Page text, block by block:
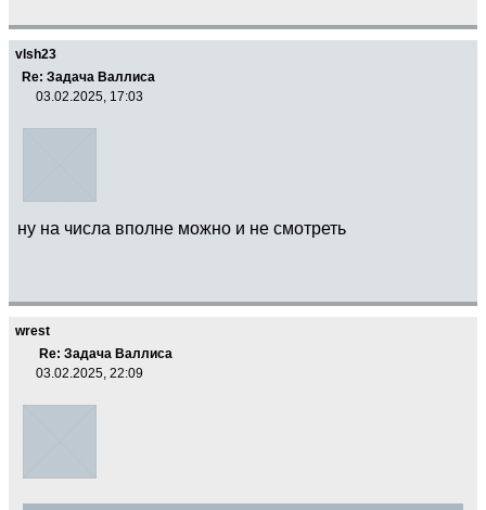
vlsh23
Re: Задача Валлиса
03.02.2025, 17:03
ну на числа вполне можно и не смотреть
wrest
Re: Задача Валлиса
03.02.2025, 22:09